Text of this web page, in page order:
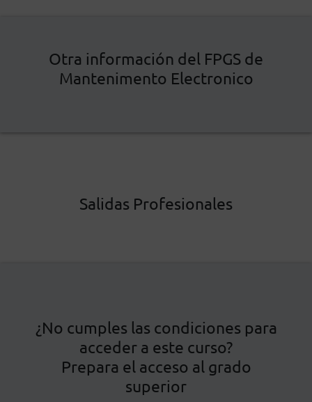
Otra información del FPGS de
Mantenimento Electronico
Salidas Profesionales
¿No cumples las condiciones para
acceder a este curso?
Prepara el acceso al grado
superior